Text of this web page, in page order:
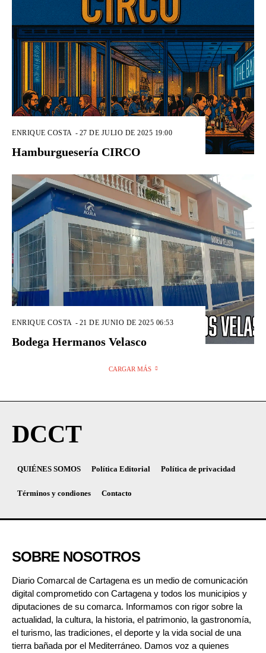
ENRIQUE COSTA - 27 DE JULIO DE 2025 19:00
Hamburguesería CIRCO
ENRIQUE COSTA - 21 DE JUNIO DE 2025 06:53
Bodega Hermanos Velasco
CARGAR MÁS
DCCT
QUIÉNES SOMOS Política Editorial Política de privacidad
Términos y condiones Contacto
SOBRE NOSOTROS
Diario Comarcal de Cartagena es un medio de comunicación
digital comprometido con Cartagena y todos los municipios y
diputaciones de su comarca. Informamos con rigor sobre la
actualidad, la cultura, la historia, el patrimonio, la gastronomía,
el turismo, las tradiciones, el deporte y la vida social de una
tierra bañada por el Mediterráneo. Damos voz a quienes